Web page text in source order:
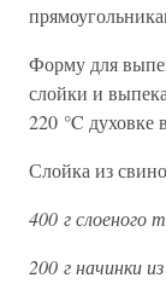
Форму для
слойки и
220 °C духовке
Слойка из
400 г слоеного
200 г начинки